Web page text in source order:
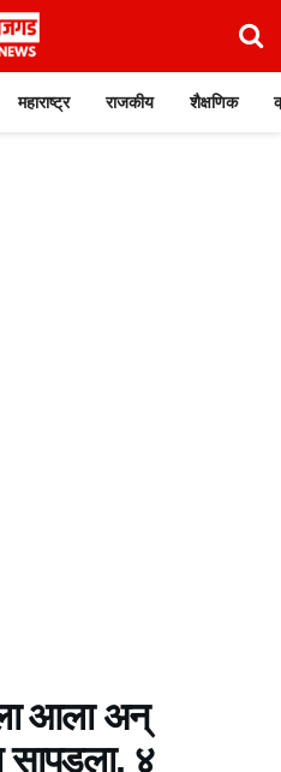
महाराष्ट्र राजकीय शैक्षणिक
आला अन्
सापडला, ४